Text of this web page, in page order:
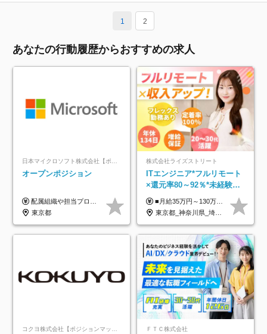
1 2
あなたの行動履歴からおすすめの求人
日本マイクロソフト株式会社【ポジションマッチ登録】
オープンポジション
配属組織や担当プロジェクトにより異なります。 ▼参考情報 ----------------------- 年俸650万～（1/12を月々支給） ※経験、能力を考慮の上、当社規定により優遇いたします。 ※時間外、休日出勤、深夜手当に対する賃金も基本年俸に含みます。
東京都
株式会社ライズストリート
ITエンジニア*フルリモート
×還元率80～92％*未経験歓
迎*年休134日*月給35万～*
定着率100%
■月給35万円～130万円＋賞与年2回＋各種手当 ※システムエンジニアの経験をお持ちの方は月給41万円以上＋賞与年2回（108万円～）＋手当 ■単価（年収）アップのチャンスは最大年12回 ※残業代は1分単位で100％全額支給。サービス残業などは一切ありません ※試用期間6ヵ月（試用期間中の待遇・給与に差はありません）
東京都_神奈川県_埼玉県_千葉県_大阪府_愛知県_北海道_青森県_岩手県_宮城県_秋田県_山形県_福島県_茨城県_栃木県_群馬県_新潟県_山梨県_長野県_富山県_石川県_福井県_静岡県_岐阜県_三重県_兵庫県_京都府_滋賀県_奈良県_和歌山県_広島県_岡山県_鳥取県_島根県_山口県_徳島県_香川県_愛媛県_高知県_福岡県_熊本県_佐賀県_長崎県_大分県_宮崎県_鹿児島県_沖縄県
コクヨ株式会社【ポジションマッチ登録】 ＦＴＣ株式会社